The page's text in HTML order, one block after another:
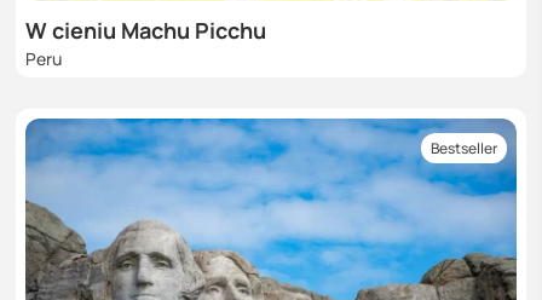
W cieniu Machu Picchu
Peru
Bestseller